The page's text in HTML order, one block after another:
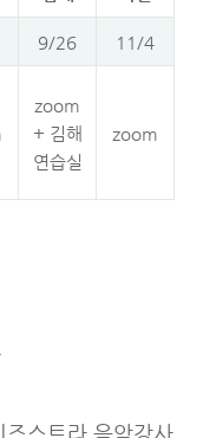
9/26 11/4
zoom
+ 김해
연습실
zoom
스트라 음악강사